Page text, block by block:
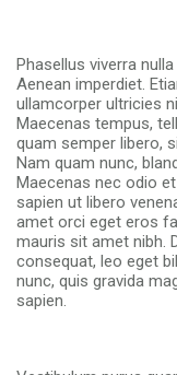
Phasellus viverra
Aenean imperdiet.
ullamcorper ultricies
Maecenas tempus,
quam semper libero,
Nam quam nunc,
Maecenas nec odio
sapien ut libero
amet orci eget eros
mauris sit amet nibh.
consequat, leo eget
nunc, quis gravida
sapien.